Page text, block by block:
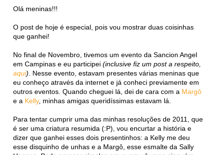
Olá meninas!!!
O post de hoje é especial, pois vou mostrar duas coisinhas
que ganhei!
No final de Novembro, tivemos um evento da Sancion Angel
em Campinas e eu participei(inclusive fiz um post a respeito,
aqui) . Nesse evento, estavam presentes várias meninas que
eu conheço através da internet e já conheci previamente em
outros eventos. Quando cheguei lá, dei de cara com a Margô
e a Kelly, minhas amigas queridíssimas estavam lá.
Para tentar cumprir uma das minhas resoluções de 2011, que
é ser uma criatura resumida (:P), vou encurtar a história e
dizer que ganhei esses dois presentinhos: a Kelly me deu
esse disquinho de unhas e a Margô, esse esmalte da Sally